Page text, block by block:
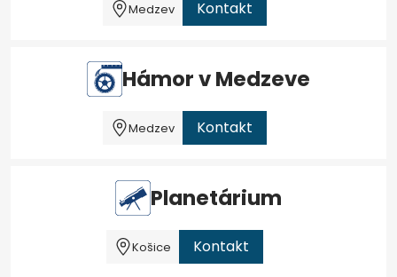
Medzev Kontakt
Hámor v Medzeve
Medzev Kontakt
Planetárium
Košice Kontakt